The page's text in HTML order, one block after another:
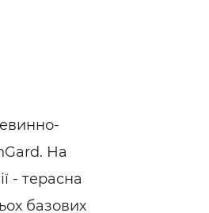
На
- терасна
базових